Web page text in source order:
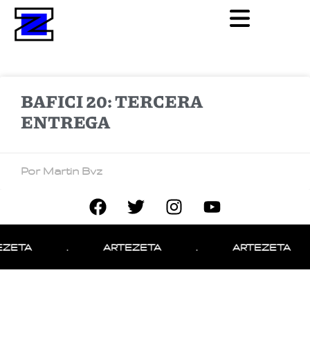
BAFICI 20: TERCERA
ENTREGA
Por Martin Bvz
ARTEZETA ARTEZETA